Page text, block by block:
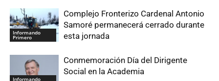
Informando
Primero
Complejo Fronterizo Cardenal Antonio
Samoré permanecerá cerrado durante
esta jornada
Informando
Conmemoración Día del Dirigente
Social en la Academia